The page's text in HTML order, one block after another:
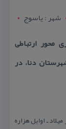
شهر : ياسوج
لما در۴۰ كیلومتری محور ارتباطی
دنا، در
ـ اوایل هزاره